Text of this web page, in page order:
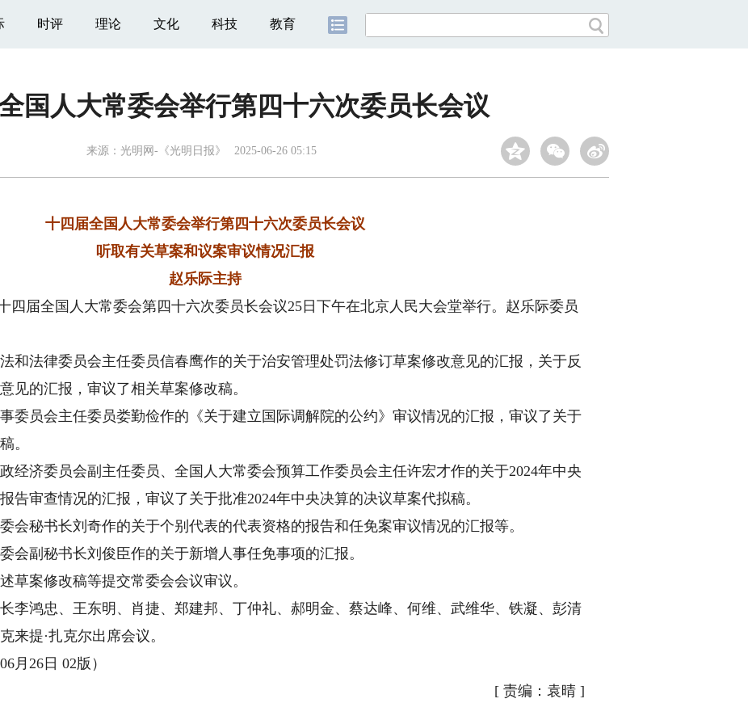
时评 理论 文化 科技 教育
国人大常委会举行第四十六次委员长会议
来源： 光明网-《光明日报》 2025-06-26 05:15
十四届全国人大常委会举行第四十六次委员长会议
听取有关草案和议案审议情况汇报
赵乐际主持
四届全国人大常委会第四十六次委员长会议25日下午在北京人民大会堂举行。赵乐际委员
法律委员会主任委员信春鹰作的关于治安管理处罚法修订草案修改意见的汇报，关于反
见的汇报，审议了相关草案修改稿。
员会主任委员娄勤俭作的《关于建立国际调解院的公约》审议情况的汇报，审议了关于
。
济委员会副主任委员、全国人大常委会预算工作委员会主任许宏才作的关于2024年中央
告审查情况的汇报，审议了关于批准2024年中央决算的决议草案代拟稿。
秘书长刘奇作的关于个别代表的代表资格的报告和任免案审议情况的汇报等。
副秘书长刘俊臣作的关于新增人事任免事项的汇报。
案修改稿等提交常委会会议审议。
鸿忠、王东明、肖捷、郑建邦、丁仲礼、郝明金、蔡达峰、何维、武维华、铁凝、彭清
来提·扎克尔出席会议。
26日 02版）
[ 责编：袁晴 ]